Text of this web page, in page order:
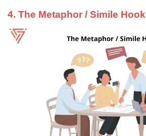
4. The Metaphor / Simile Hook